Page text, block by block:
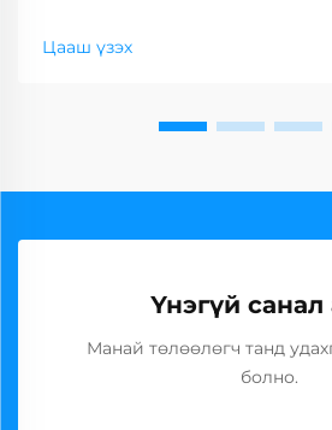
Цааш үзэх
Үнэгүй санал
Манай төлөөлөгч танд
болно.